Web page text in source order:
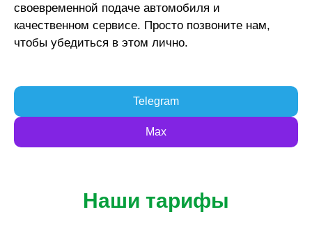
своевременной подаче автомобиля и
качественном сервисе. Просто позвоните нам,
чтобы убедиться в этом лично.
Telegram
Max
Наши тарифы